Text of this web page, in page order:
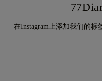
在Instagram上添加我们的标